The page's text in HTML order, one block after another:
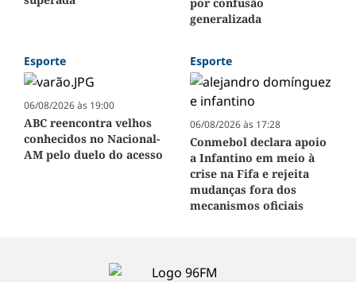
generalizada
Esporte
06/08/2026 às 19:00
ABC reencontra velhos
conhecidos no Nacional-
AM pelo duelo do acesso
Esporte
06/08/2026 às 17:28
Conmebol declara apoio
a Infantino em meio à
crise na Fifa e rejeita
mudanças fora dos
mecanismos oficiais